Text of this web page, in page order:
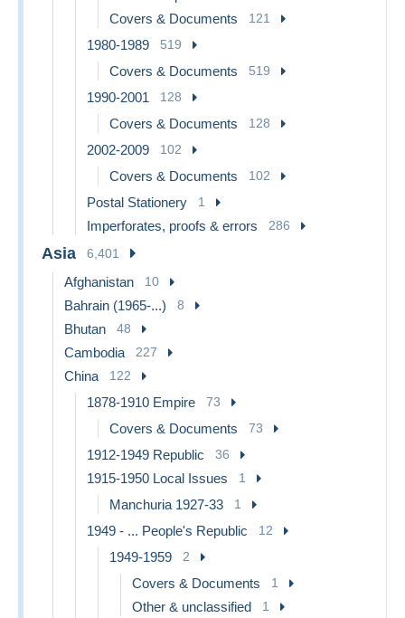
Covers & Documents 121
1980-1989 519
Covers & Documents 519
1990-2001 128
Covers & Documents 128
2002-2009 102
Covers & Documents 102
Postal Stationery 1
Imperforates, proofs & errors 286
Asia 6,401
Afghanistan 10
Bahrain (1965-...) 8
Bhutan 48
Cambodia 227
China 122
1878-1910 Empire 73
Covers & Documents 73
1912-1949 Republic 36
1915-1950 Local Issues 1
Manchuria 1927-33 1
1949 - ... People's Republic 12
1949-1959 2
Covers & Documents 1
Other & unclassified 1